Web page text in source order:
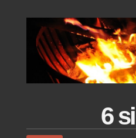
6
Skip to content